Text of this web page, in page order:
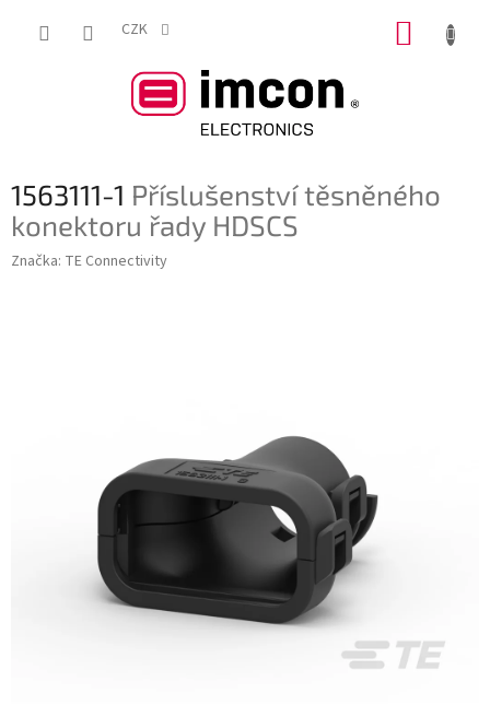
CZK
1563111-1 Příslušenství těsněného
konektoru řady HDSCS
Značka: TE Connectivity